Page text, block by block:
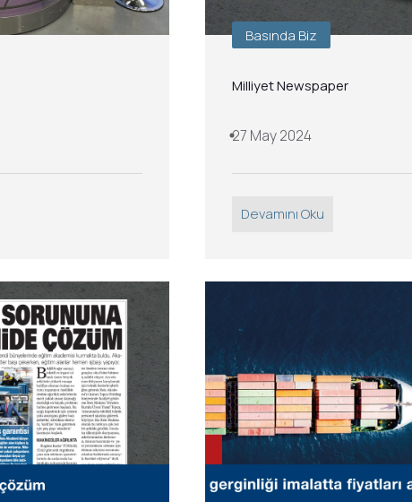
Basında Biz
Milliyet Newspaper
27 May 2024
Devamını Oku